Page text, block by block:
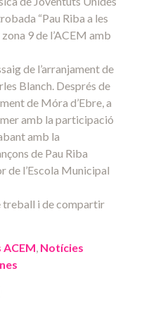
“Pau Riba a les
9 de l’ACEM amb
de l’arranjament de
Blanch. Després de
de Móra d’Ebre, a
amb la participació
amb la
de Pau Riba
de l’Escola Municipal
treball i de compartir
, Notícies